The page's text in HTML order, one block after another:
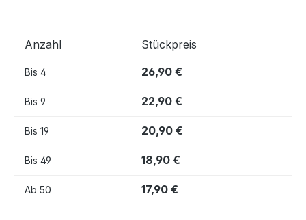
Anzahl Stückpreis
Bis 4 26,90 €
Bis 9 22,90 €
Bis 19 20,90 €
Bis 49 18,90 €
Ab 50 17,90 €